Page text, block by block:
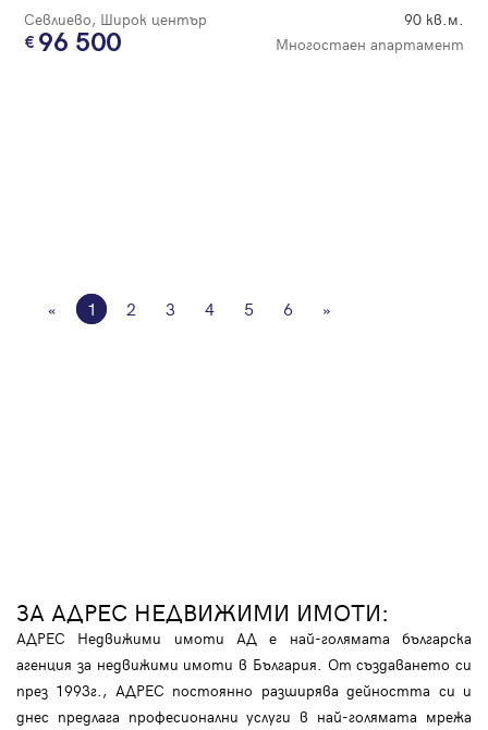
Севлиево, Широк център 90 кв.м.
96 500 Многостаен апартамент
« 1 2 3 4 5 6 »
ЗА АДРЕС НЕДВИЖИМИ ИМОТИ:
АДРЕС Недвижими имоти АД е най-голямата българска
агенция за недвижими имоти в България. От създаването си
през 1993г., АДРЕС постоянно разширява дейността си и
днес предлага професионални услуги в най-голямата мрежа